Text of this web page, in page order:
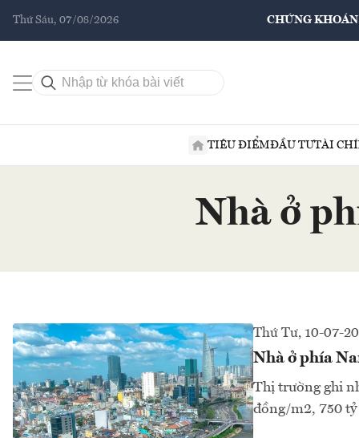
Thứ Sáu, 07/08/2026 CHỨNG KHOÁN
TIÊU ĐIỂMĐẦU TƯTÀI
Nhà ở
Thứ Tư, 10-07-
Nhà ở phía
Thị trường ghi
đồng/m2, 750